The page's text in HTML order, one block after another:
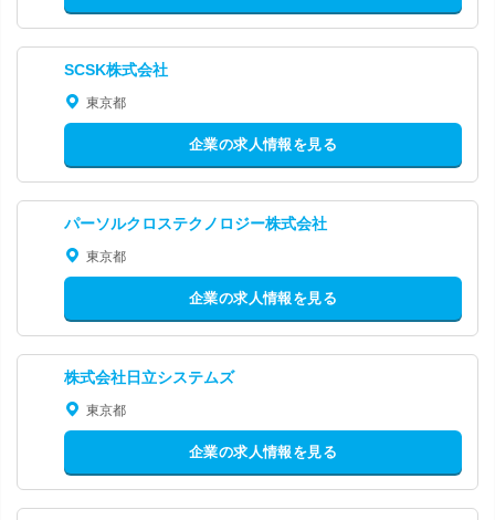
SCSK株式会社
東京都
企業の求人情報を見る
パーソルクロステクノロジー株式会社
東京都
企業の求人情報を見る
株式会社日立システムズ
東京都
企業の求人情報を見る